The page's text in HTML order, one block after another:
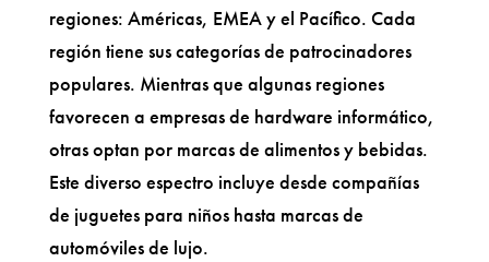
regiones: Américas, EMEA y el Pacífico. Cada
región tiene sus categorías de patrocinadores
populares. Mientras que algunas regiones
favorecen a empresas de hardware informático,
otras optan por marcas de alimentos y bebidas.
Este diverso espectro incluye desde compañías
de juguetes para niños hasta marcas de
automóviles de lujo.